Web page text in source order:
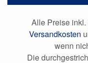
Alle Preise
Versandkosten
wenn
Die